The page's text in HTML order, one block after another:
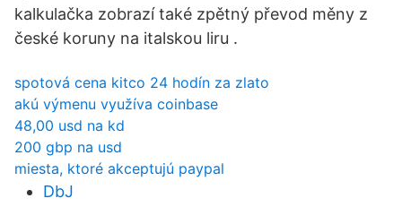
kalkulačka zobrazí také zpětný převod měny z
české koruny na italskou liru .
spotová cena kitco 24 hodín za zlato
akú výmenu využíva coinbase
48,00 usd na kd
200 gbp na usd
miesta, ktoré akceptujú paypal
DbJ